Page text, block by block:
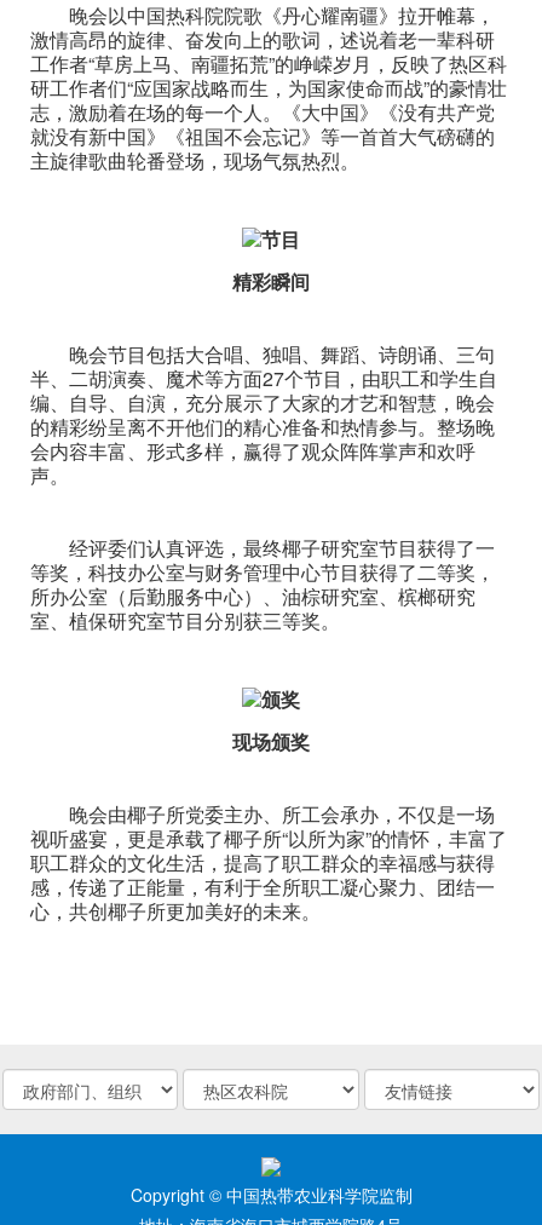
晚会以中国热科院院歌《丹心耀南疆》拉开帷幕，
激情高昂的旋律、奋发向上的歌词，述说着老一辈科研
工作者“草房上马、南疆拓荒”的峥嵘岁月，反映了热区科
研工作者们“应国家战略而生，为国家使命而战”的豪情壮
志，激励着在场的每一个人。《大中国》《没有共产党
就没有新中国》《祖国不会忘记》等一首首大气磅礴的
主旋律歌曲轮番登场，现场气氛热烈。
精彩瞬间
晚会节目包括大合唱、独唱、舞蹈、诗朗诵、三句
半、二胡演奏、魔术等方面27个节目，由职工和学生自
编、自导、自演，充分展示了大家的才艺和智慧，晚会
的精彩纷呈离不开他们的精心准备和热情参与。整场晚
会内容丰富、形式多样，赢得了观众阵阵掌声和欢呼
声。
经评委们认真评选，最终椰子研究室节目获得了一
等奖，科技办公室与财务管理中心节目获得了二等奖，
所办公室（后勤服务中心）、油棕研究室、槟榔研究
室、植保研究室节目分别获三等奖。
现场颁奖
晚会由椰子所党委主办、所工会承办，不仅是一场
视听盛宴，更是承载了椰子所“以所为家”的情怀，丰富了
职工群众的文化生活，提高了职工群众的幸福感与获得
感，传递了正能量，有利于全所职工凝心聚力、团结一
心，共创椰子所更加美好的未来。
Copyright © 中国热带农业科学院监制